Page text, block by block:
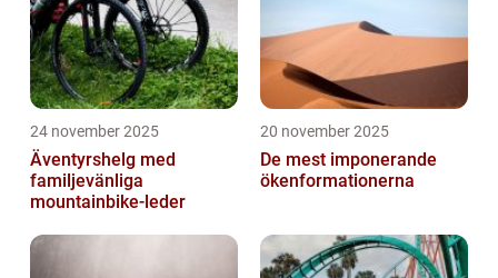
24 november 2025
Äventyrshelg med
familjevänliga
mountainbike-leder
20 november 2025
De mest imponerande
ökenformationerna